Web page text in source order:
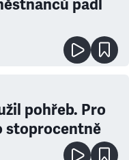
padl
pohřeb. Pro
stoprocentně